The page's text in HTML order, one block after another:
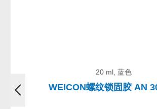
20 ml, 蓝色
WEICON螺纹锁固胶 AN